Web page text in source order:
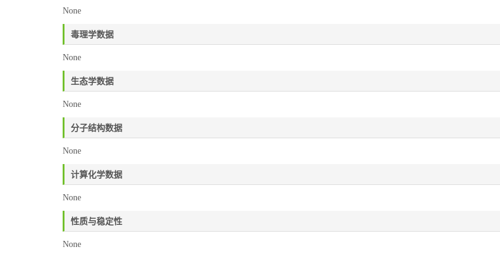
None
毒理学数据
None
生态学数据
None
分子结构数据
None
计算化学数据
None
性质与稳定性
None